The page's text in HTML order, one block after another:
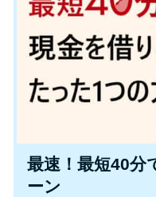
安や
ブラ
は？
ア
る？
方法
最速！最短40分
ーン